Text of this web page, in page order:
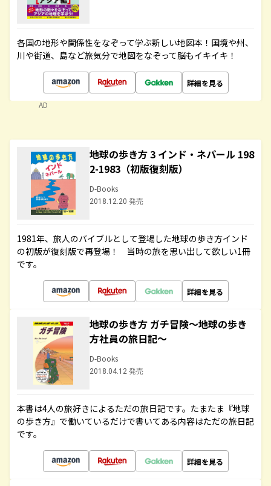
各国の地形や関係性をなぞって学ぶ新しい地図本！国境や州、
川や街道、島など旅気分で地図をなぞって脳もイキイキ！
詳細を見る
AD
地球の歩き方 3 インド・ネパール 198
2-1983（初版復刻版）
D-Books
2018.12.20 発売
1981年、旅人のバイブルとして登場した地球の歩き方インド
の初版が復刻版で再登場！ 当時の旅を思い出して欲しい1冊
です。
詳細を見る
地球の歩き方 ガチ冒険～地球の歩き
方社員の旅日記～
D-Books
2018.04.12 発売
本書は4人の旅好きによるただの旅日記です。たまたま『地球
の歩き方』で働いているだけで書いてある内容はただの旅日記
です。
詳細を見る